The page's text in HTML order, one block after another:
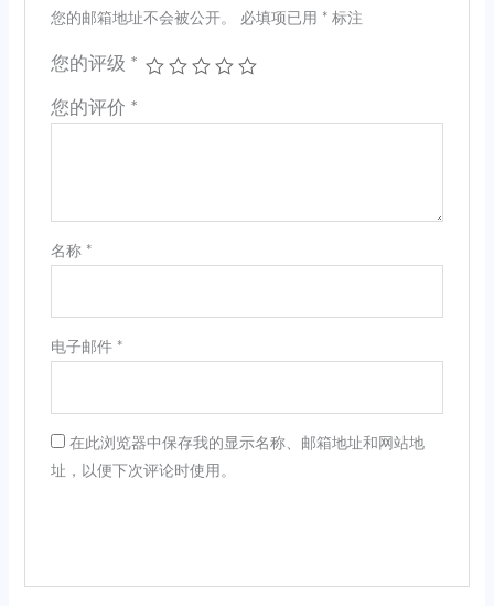
您的邮箱地址不会被公开。 必填项已用 *标注
您的评级 *
您的评价 *
名称 *
电子邮件 *
在此浏览器中保存我的显示名称、邮箱地址和网站地
址，以便下次评论时使用。